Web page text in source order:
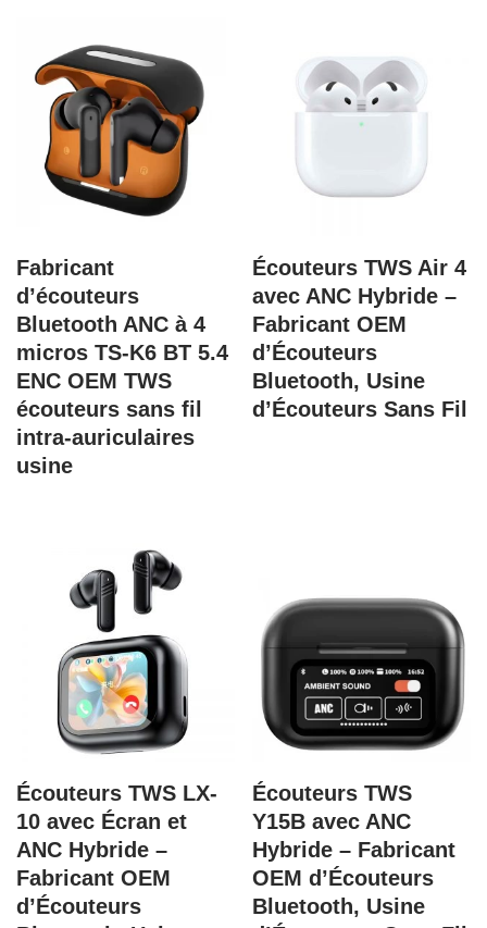
Fabricant
d’écouteurs
Bluetooth ANC à 4
micros TS-K6 BT 5.4
ENC OEM TWS
écouteurs sans fil
intra-auriculaires
usine
Écouteurs TWS Air 4
avec ANC Hybride –
Fabricant OEM
d’Écouteurs
Bluetooth, Usine
d’Écouteurs Sans Fil
Écouteurs TWS LX-
10 avec Écran et
ANC Hybride –
Fabricant OEM
d’Écouteurs
Écouteurs TWS
Y15B avec ANC
Hybride – Fabricant
OEM d’Écouteurs
Bluetooth, Usine